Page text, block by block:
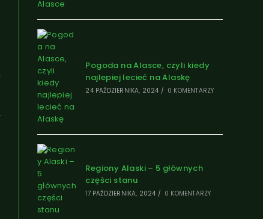
Pogoda na Alasce, czyli kiedy
najlepiej lecieć na Alaskę
24 PAŹDZIERNIKA, 2024 / 0 KOMENTARZY
Regiony Alaski – 5 głównych
części stanu
17 PAŹDZIERNIKA, 2024 / 0 KOMENTARZY